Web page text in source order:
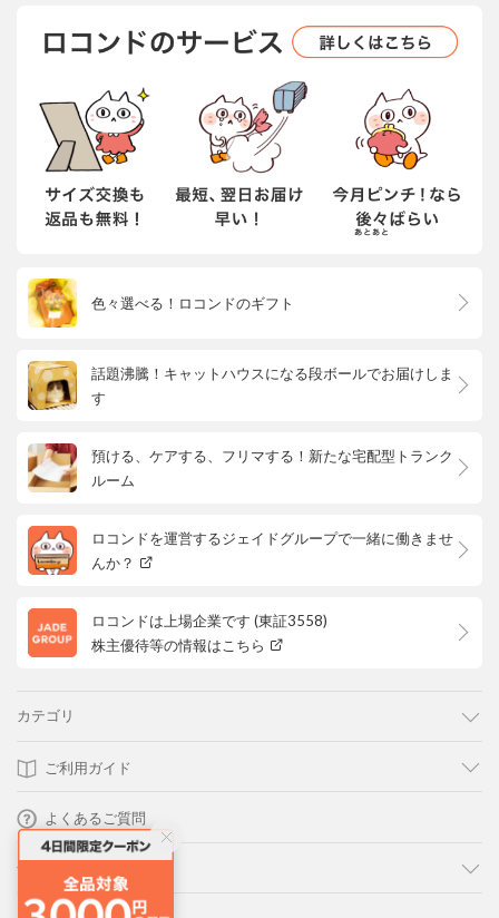
色々選べる！ロコンドのギフト
話題沸騰！キャットハウスになる段ボールでお届けしま
す
預ける、ケアする、フリマする！新たな宅配型トランク
ルーム
ロコンドを運営するジェイドグループで一緒に働きませ
んか？
ロコンドは上場企業です (東証3558)
株主優待等の情報はこちら
カテゴリ
ご利用ガイド
よくあるご質問
会社概要・規約